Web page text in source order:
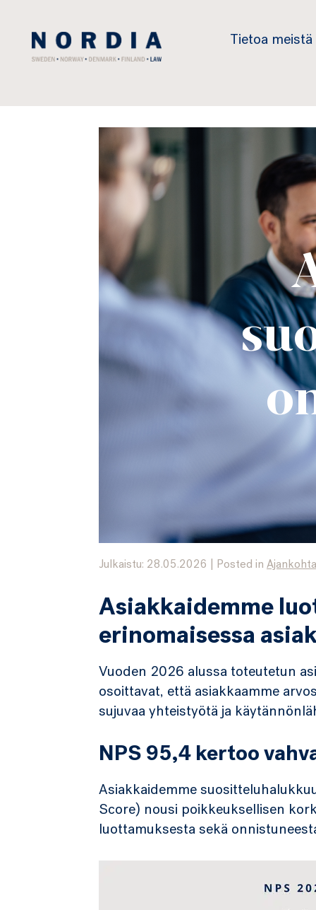
Nordia
Law
Tietoa meistä
Julkaistu: 28.05.2026 Posted in
Asiakkaidemme
erinomaisessa
Vuoden 2026 alussa toteutetun
osoittavat, että asiakkaamme
sujuvaa yhteistyötä ja
NPS 95,4 kertoo
Asiakkaidemme
Score) nousi poikkeuksellisen
luottamuksesta sekä